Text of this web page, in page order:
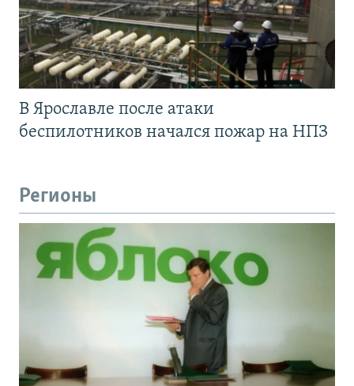
В Ярославле после атаки
беспилотников начался пожар на НПЗ
Регионы